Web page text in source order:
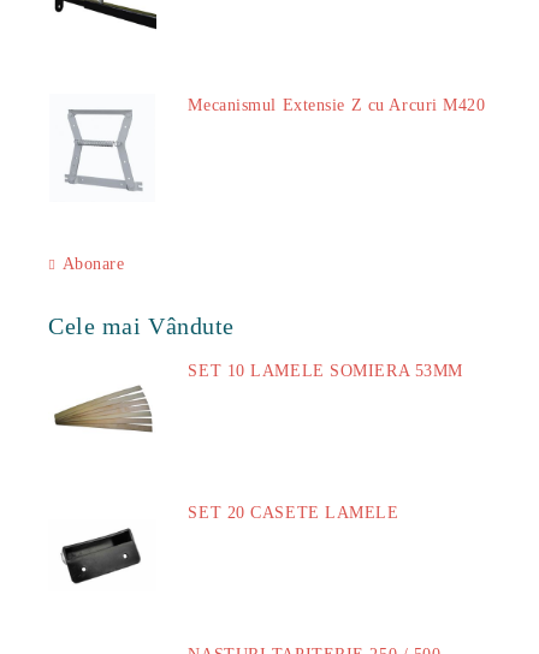
Mecanismul Extensie Z cu Arcuri M420
Abonare
Cele mai Vândute
SET 10 LAMELE SOMIERA 53MM
SET 20 CASETE LAMELE